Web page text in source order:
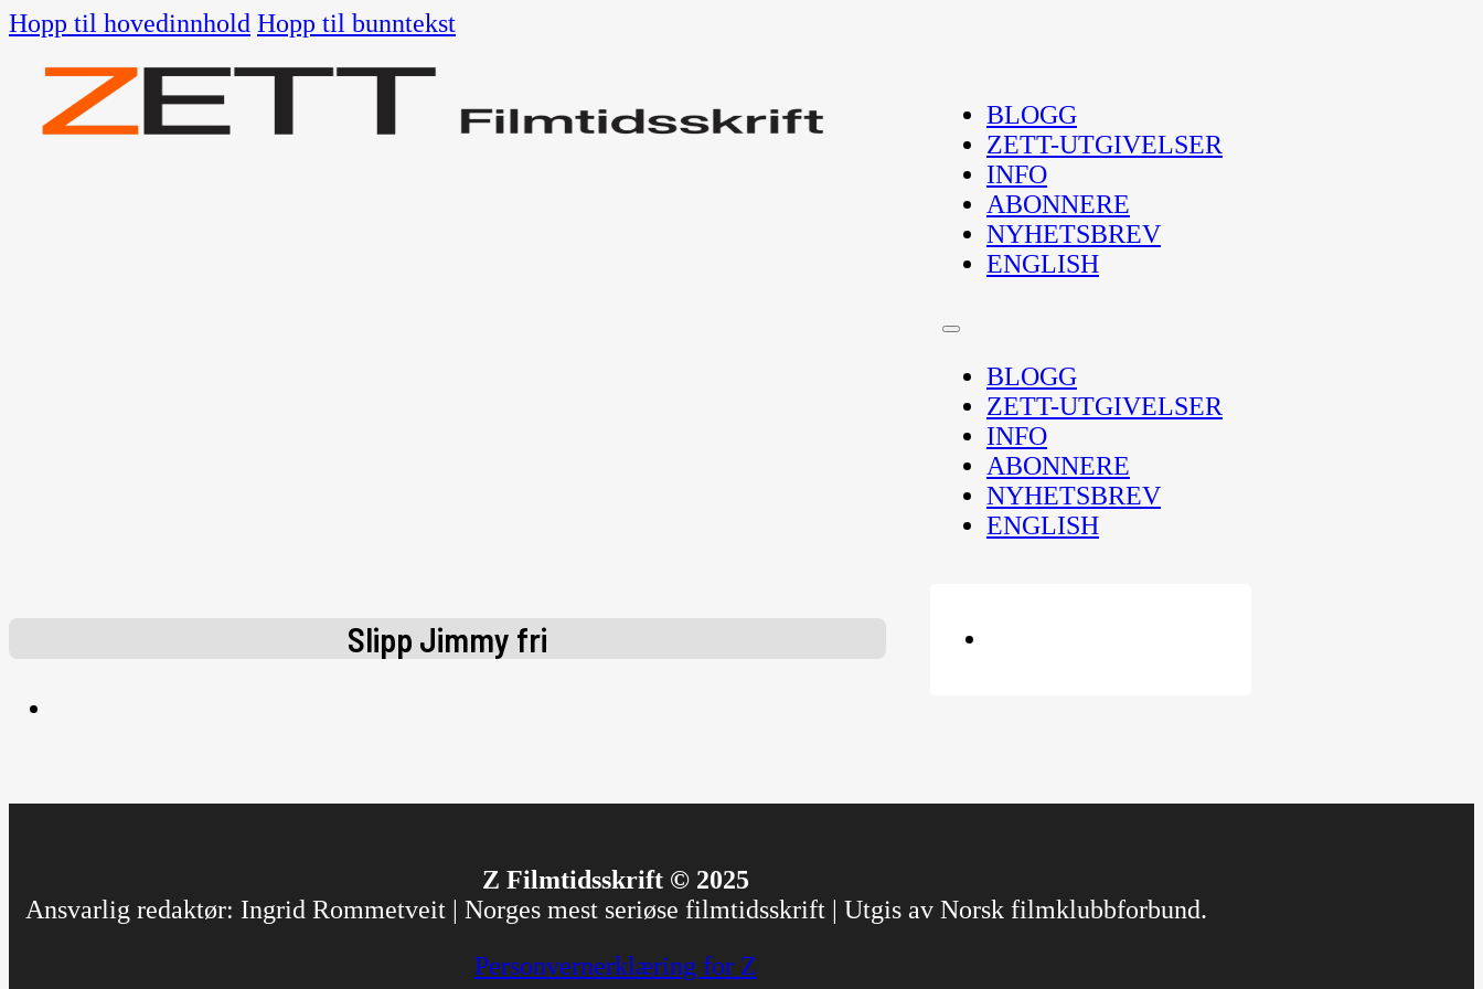
Hopp til hovedinnhold Hopp til bunntekst
BLOGG
ZETT-UTGIVELSER
INFO
ABONNERE
NYHETSBREV
ENGLISH
BLOGG
ZETT-UTGIVELSER
INFO
ABONNERE
NYHETSBREV
ENGLISH
Slipp Jimmy fri
Z Filmtidsskrift © 2025
Ansvarlig redaktør: Ingrid Rommetveit | Norges mest seriøse filmtidsskrift | Utgis av Norsk filmklubbforbund.
Personvernerklæring for Z